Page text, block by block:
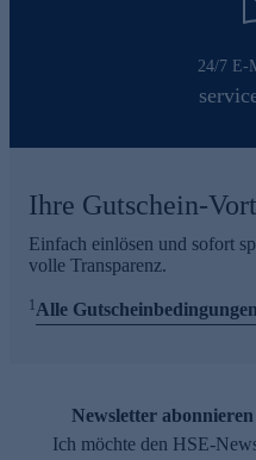
24/7 E-
Ihre Gutschein-
Einfach einlösen und sofort
volle Transparenz.
1Alle Gutscheinbedingungen
Newsletter
Ich möchte den HSE-